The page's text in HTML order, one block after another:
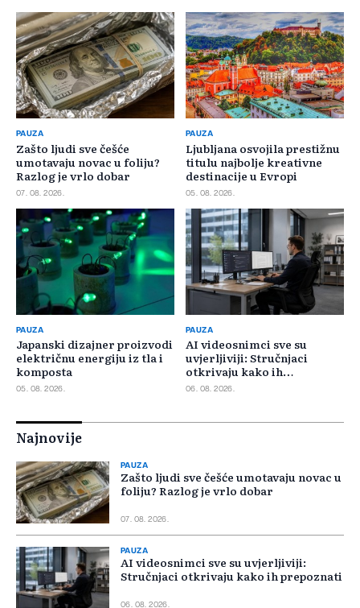
PAUZA
Zašto ljudi sve češće
umotavaju novac u foliju?
Razlog je vrlo dobar
07. 08. 2026.
PAUZA
Ljubljana osvojila prestižnu
titulu najbolje kreativne
destinacije u Evropi
05. 08. 2026.
PAUZA
Japanski dizajner proizvodi
električnu energiju iz tla i
komposta
05. 08. 2026.
PAUZA
AI videosnimci sve su
uvjerljiviji: Stručnjaci
otkrivaju kako ih
prepoznati
06. 08. 2026.
Najnovije
PAUZA
Zašto ljudi sve češće umotavaju novac u
foliju? Razlog je vrlo dobar
07. 08. 2026.
PAUZA
AI videosnimci sve su uvjerljiviji:
Stručnjaci otkrivaju kako ih prepoznati
06. 08. 2026.